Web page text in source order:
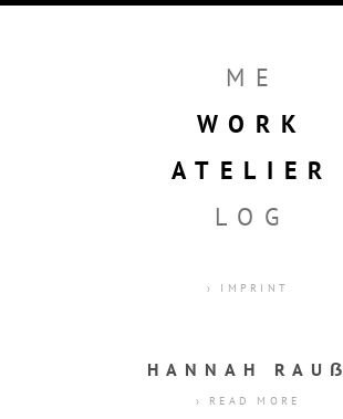
ME
WORK
ATELIER
LOG
› IMPRINT
HANNAH RAUẞ
› READ MORE